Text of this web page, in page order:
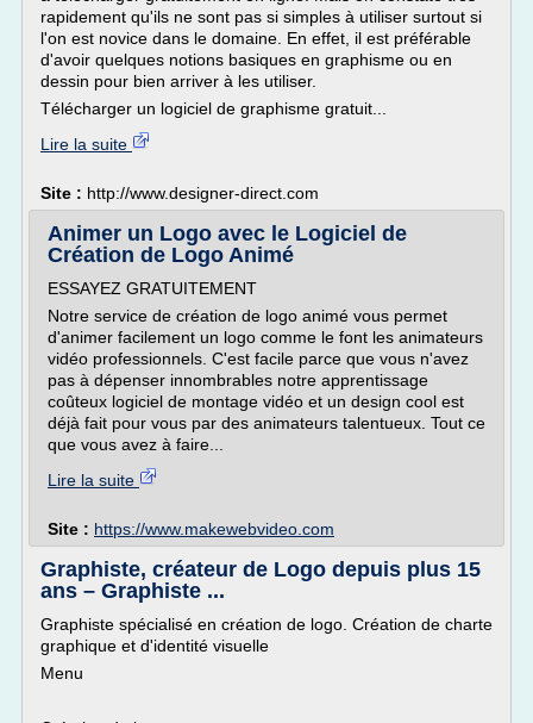
rapidement qu'ils ne sont pas si simples à utiliser surtout si
l'on est novice dans le domaine. En effet, il est préférable
d'avoir quelques notions basiques en graphisme ou en
dessin pour bien arriver à les utiliser.
Télécharger un logiciel de graphisme gratuit...
Lire la suite
Site : http://www.designer-direct.com
Animer un Logo avec le Logiciel de
Création de Logo Animé
ESSAYEZ GRATUITEMENT
Notre service de création de logo animé vous permet
d'animer facilement un logo comme le font les animateurs
vidéo professionnels. C'est facile parce que vous n'avez
pas à dépenser innombrables notre apprentissage
coûteux logiciel de montage vidéo et un design cool est
déjà fait pour vous par des animateurs talentueux. Tout ce
que vous avez à faire...
Lire la suite
Site : https://www.makewebvideo.com
Graphiste, créateur de Logo depuis plus 15
ans – Graphiste ...
Graphiste spécialisé en création de logo. Création de charte
graphique et d'identité visuelle
Menu